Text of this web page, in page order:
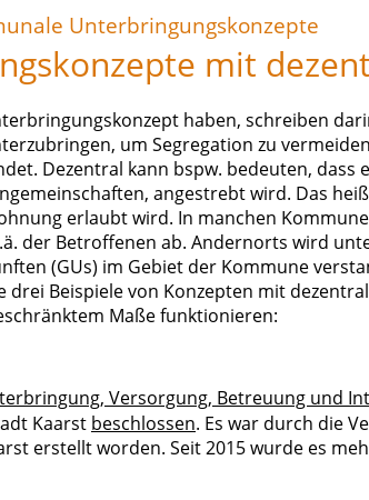
Unterbringungskonzepte
mit
haben, schreiben
um Segregation zu
Dezentral kann bspw. bedeuten,
angestrebt wird. Das
erlaubt wird. In manchen
der Betroffenen ab. Andernorts wird
(GUs) im Gebiet der Kommune
drei Beispiele von Konzepten mit
Maße funktionieren:
Versorgung, Betreuung und
Kaarst beschlossen. Es war durch die
erstellt worden. Seit 2015 wurde es